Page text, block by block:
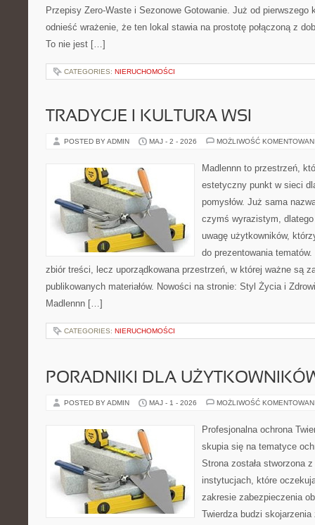
Przepisy Zero-Waste i Sezonowe Gotowanie. Już od pierwszego
odnieść wrażenie, że ten lokal stawia na prostotę połączoną z
To nie jest […]
CATEGORIES: NIERUCHOMOŚCI
TRADYCJE I KULTURA WSI
POSTED BY ADMIN MAJ - 2 - 2026 MOŻLIWOŚĆ
Madlennn to przestrzeń,
estetyczny punkt w sieci
pomysłów. Już sama
czymś wyrazistym,
uwagę użytkowników,
do prezentowania
zbiór treści, lecz uporządkowana przestrzeń, w której ważne są
publikowanych materiałów. Nowości na stronie: Styl Życia i
Madlennn […]
CATEGORIES: NIERUCHOMOŚCI
PORADNIKI DLA
POSTED BY ADMIN MAJ - 1 - 2026 MOŻLIWOŚĆ
Profesjonalna ochrona
skupia się na tematyce
Strona została stworzona
instytucjach, które
zakresie zabezpieczenia
Twierdza budzi